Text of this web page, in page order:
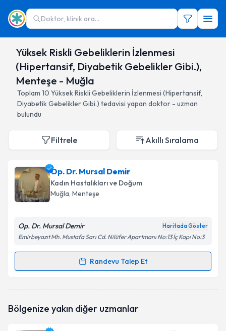
Doktor, klinik ara...
Yüksek Riskli Gebeliklerin İzlenmesi
(Hipertansif, Diyabetik Gebelikler Gibi.),
Menteşe - Muğla
Toplam 10 Yüksek Riskli Gebeliklerin İzlenmesi (Hipertansif,
Diyabetik Gebelikler Gibi.) tedavisi yapan doktor - uzman
bulundu
Filtrele Akıllı Sıralama
Op. Dr. Mursal Demir
Kadın Hastalıkları ve Doğum
Muğla, Menteşe
Op. Dr. Mursal Demir Haritada Göster
Emirbeyazıt Mh. Mustafa Sarı Cd. Nilüfer Apartmanı No:13 İç Kapı No:3
Randevu Talep Et
Randevu Takvimi Talebi
oluşturun. Size bu uzmandan randevu almanız için bir
Bölgenize yakın diğer uzmanlar